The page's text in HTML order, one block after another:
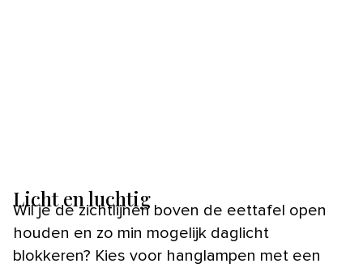
Licht en luchtig
Wil je de zichtlijnen boven de eettafel open
houden en zo min mogelijk daglicht
blokkeren? Kies voor hanglampen met een